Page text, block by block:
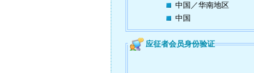
中国／华南地区
中国
应征者会员身份验证